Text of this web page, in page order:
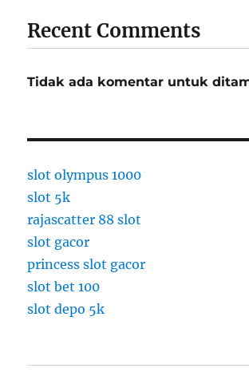
r
i
a
B
d
u
Recent Comments
Tidak ada komentar untuk
slot olympus 1000
slot 5k
rajascatter 88 slot
slot gacor
princess slot gacor
slot bet 100
slot depo 5k